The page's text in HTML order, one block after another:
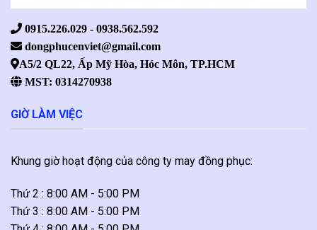
0915.226.029 - 0938.562.592
dongphucenviet@gmail.com
A5/2 QL22, Ấp Mỹ Hòa, Hóc Môn, TP.HCM
MST: 0314270938
GIỜ LÀM VIỆC
Khung giờ hoạt động của công ty may đồng phục:
Thứ 2 : 8:00 AM - 5:00 PM
Thứ 3 : 8:00 AM - 5:00 PM